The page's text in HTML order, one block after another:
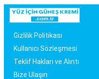
Gizlilik Politikası
Kullanıcı Sözleşmesi
Teklif Hakları ve Alıntı
Bize Ulaşın